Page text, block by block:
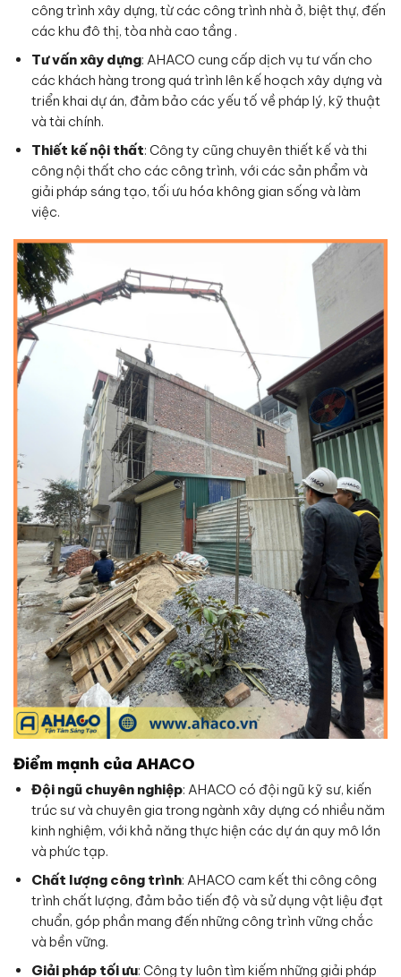
công trình xây dựng, từ các công trình nhà ở, biệt thự, đến
các khu đô thị, tòa nhà cao tầng .
Tư vấn xây dựng: AHACO cung cấp dịch vụ tư vấn cho
các khách hàng trong quá trình lên kế hoạch xây dựng và
triển khai dự án, đảm bảo các yếu tố về pháp lý, kỹ thuật
và tài chính.
Thiết kế nội thất: Công ty cũng chuyên thiết kế và thi
công nội thất cho các công trình, với các sản phẩm và
giải pháp sáng tạo, tối ưu hóa không gian sống và làm
việc.
Điểm mạnh của AHACO
Đội ngũ chuyên nghiệp: AHACO có đội ngũ kỹ sư, kiến
trúc sư và chuyên gia trong ngành xây dựng có nhiều năm
kinh nghiệm, với khả năng thực hiện các dự án quy mô lớn
và phức tạp.
Chất lượng công trình: AHACO cam kết thi công công
trình chất lượng, đảm bảo tiến độ và sử dụng vật liệu đạt
chuẩn, góp phần mang đến những công trình vững chắc
và bền vững.
Giải pháp tối ưu: Công ty luôn tìm kiếm những giải pháp